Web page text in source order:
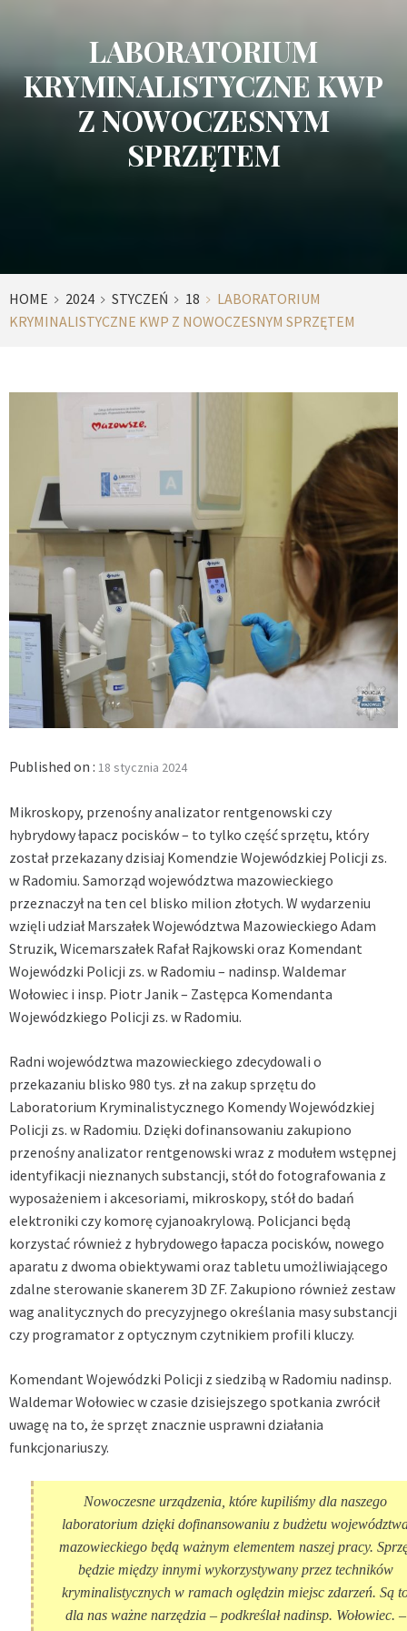
LABORATORIUM
KRYMINALISTYCZNE KWP
Z NOWOCZESNYM
SPRZĘTEM
HOME 2024 STYCZEŃ 18
LABORATORIUM
KRYMINALISTYCZNE KWP Z NOWOCZESNYM SPRZĘTEM
Published on : 18 stycznia 2024
Mikroskopy, przenośny analizator rentgenowski czy
hybrydowy łapacz pocisków – to tylko część sprzętu, który
został przekazany dzisiaj Komendzie Wojewódzkiej Policji zs.
w Radomiu. Samorząd województwa mazowieckiego
przeznaczył na ten cel blisko milion złotych. W wydarzeniu
wzięli udział Marszałek Województwa Mazowieckiego Adam
Struzik, Wicemarszałek Rafał Rajkowski oraz Komendant
Wojewódzki Policji zs. w Radomiu – nadinsp. Waldemar
Wołowiec i insp. Piotr Janik – Zastępca Komendanta
Wojewódzkiego Policji zs. w Radomiu.
Radni województwa mazowieckiego zdecydowali o
przekazaniu blisko 980 tys. zł na zakup sprzętu do
Laboratorium Kryminalistycznego Komendy Wojewódzkiej
Policji zs. w Radomiu. Dzięki dofinansowaniu zakupiono
przenośny analizator rentgenowski wraz z modułem wstępnej
identyfikacji nieznanych substancji, stół do fotografowania z
wyposażeniem i akcesoriami, mikroskopy, stół do badań
elektroniki czy komorę cyjanoakrylową. Policjanci będą
korzystać również z hybrydowego łapacza pocisków, nowego
aparatu z dwoma obiektywami oraz tabletu umożliwiającego
zdalne sterowanie skanerem 3D ZF. Zakupiono również zestaw
wag analitycznych do precyzyjnego określania masy substancji
czy programator z optycznym czytnikiem profili kluczy.
Komendant Wojewódzki Policji z siedzibą w Radomiu nadinsp.
Waldemar Wołowiec w czasie dzisiejszego spotkania zwrócił
uwagę na to, że sprzęt znacznie usprawni działania
funkcjonariuszy.
Nowoczesne urządzenia, które kupiliśmy dla naszego
laboratorium dzięki dofinansowaniu z budżetu
mazowieckiego będą ważnym elementem naszej pracy.
będzie między innymi wykorzystywany przez techników
kryminalistycznych w ramach oględzin miejsc zdarzeń. Są
dla nas ważne narzędzia – podkreślał nadinsp. Wołowiec. –